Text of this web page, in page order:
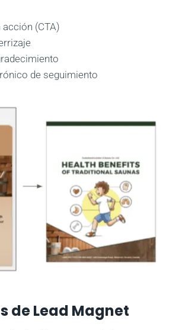
acción (CTA)
de seguimiento
de Lead Magnet